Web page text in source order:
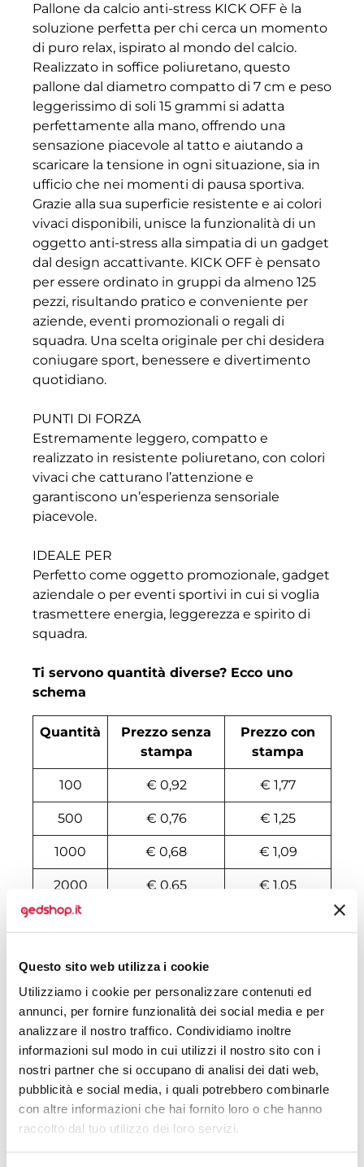
Questo sito web utilizza i cookie
Utilizziamo i cookie per personalizzare contenuti ed
annunci, per fornire funzionalità dei social media e per
analizzare il nostro traffico. Condividiamo inoltre
informazioni sul modo in cui utilizzi il nostro sito con i
nostri partner che si occupano di analisi dei dati web,
pubblicità e social media, i quali potrebbero combinarle
con altre informazioni che hai fornito loro o che hanno
raccolto dal tuo utilizzo dei loro servizi.
Pallone da calcio anti-stress KICK OFF è la
soluzione perfetta per chi cerca un momento
di puro relax, ispirato al mondo del calcio.
Realizzato in soffice poliuretano, questo
pallone dal diametro compatto di 7 cm e peso
leggerissimo di soli 15 grammi si adatta
perfettamente alla mano, offrendo una
sensazione piacevole al tatto e aiutando a
scaricare la tensione in ogni situazione, sia in
ufficio che nei momenti di pausa sportiva.
Grazie alla sua superficie resistente e ai colori
vivaci disponibili, unisce la funzionalità di un
oggetto anti-stress alla simpatia di un gadget
dal design accattivante. KICK OFF è pensato
per essere ordinato in gruppi da almeno 125
pezzi, risultando pratico e conveniente per
aziende, eventi promozionali o regali di
squadra. Una scelta originale per chi desidera
coniugare sport, benessere e divertimento
quotidiano.
PUNTI DI FORZA
Estremamente leggero, compatto e
realizzato in resistente poliuretano, con colori
vivaci che catturano l’attenzione e
garantiscono un’esperienza sensoriale
piacevole.
IDEALE PER
Perfetto come oggetto promozionale, gadget
aziendale o per eventi sportivi in cui si voglia
trasmettere energia, leggerezza e spirito di
squadra.
Ti servono quantità diverse? Ecco uno
schema
Quantità
Prezzo senza
stampa
Prezzo con
stampa
100 € 0,92 € 1,77
500 € 0,76 € 1,25
1000 € 0,68 € 1,09
2000 € 0,65 € 1,05
3000
5000 € 0,92
6000 € 0,62 € 0,91
7000 € 0,62 € 0,86
8000 € 0,60 € 0,83